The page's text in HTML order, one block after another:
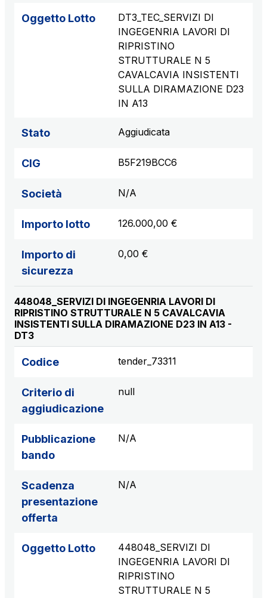
Oggetto Lotto
DT3_TEC_SERVIZI DI
INGEGENRIA LAVORI DI
RIPRISTINO
STRUTTURALE N 5
CAVALCAVIA INSISTENTI
SULLA DIRAMAZIONE D23
IN A13
Stato Aggiudicata
CIG B5F219BCC6
Società N/A
Importo lotto 126.000,00 €
Importo di
sicurezza
0,00 €
448048_SERVIZI DI INGEGENRIA LAVORI DI
RIPRISTINO STRUTTURALE N 5 CAVALCAVIA
INSISTENTI SULLA DIRAMAZIONE D23 IN A13 -
DT3
Codice tender_73311
Criterio di
aggiudicazione
null
Pubblicazione
bando
N/A
Scadenza
presentazione
offerta
N/A
Oggetto Lotto
448048_SERVIZI DI
INGEGENRIA LAVORI DI
RIPRISTINO
STRUTTURALE N 5